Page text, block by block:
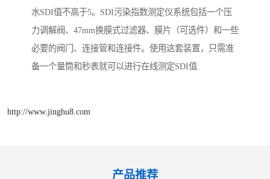
水SDI值不高于5。SDI污染指数测定仪系统包括一个压
力调解阀、47mm换膜式过滤器、膜片（可选件）和一些
必要的阀门、连接管和连接件。使用这套装置，只需准
备一个量筒和秒表就可以进行在线测定SDI值.
http://www.jinghu8.com
产品推荐